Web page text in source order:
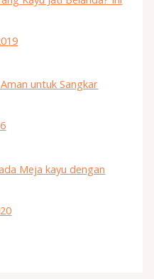
untuk Sangkar
Meja kayu dengan